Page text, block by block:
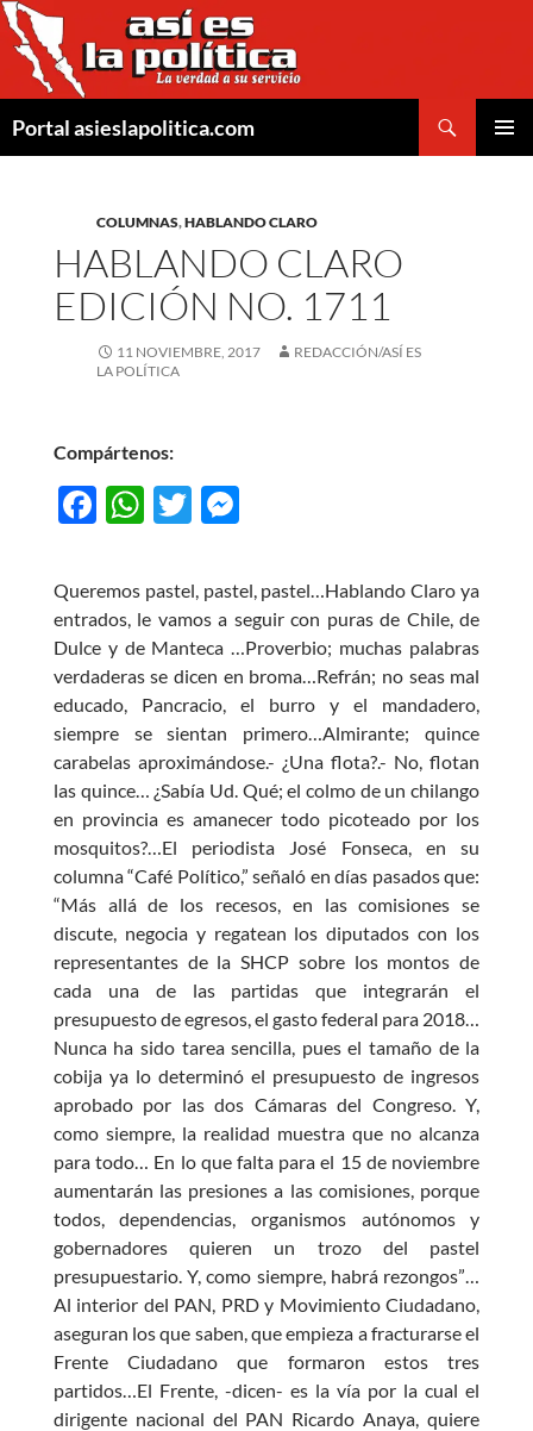
Saltar
al
contenido
Portal asieslapolitica.com
COLUMNAS,HABLANDO CLARO
HABLANDO CLARO
EDICIÓN NO. 1711
11 NOVIEMBRE, 2017
REDACCIÓN/ASÍ ES
LA POLÍTICA
Compártenos:
F
e
b
o
o
k
W
at
s
A
p
p
T
itt
er
M
se
n
g
er
Queremos pastel, pastel, pastel…Hablando Claro ya
entrados, le vamos a seguir con puras de Chile, de
Dulce y de Manteca …Proverbio; muchas palabras
verdaderas se dicen en broma…Refrán; no seas mal
educado, Pancracio, el burro y el mandadero,
siempre se sientan primero…Almirante; quince
carabelas aproximándose.- ¿Una flota?.- No, flotan
las quince… ¿Sabía Ud. Qué; el colmo de un chilango
en provincia es amanecer todo picoteado por los
mosquitos?…El periodista José Fonseca, en su
columna “Café Político,” señaló en días pasados que:
“Más allá de los recesos, en las comisiones se
discute, negocia y regatean los diputados con los
representantes de la SHCP sobre los montos de
cada una de las partidas que integrarán el
presupuesto de egresos, el gasto federal para 2018…
Nunca ha sido tarea sencilla, pues el tamaño de la
cobija ya lo determinó el presupuesto de ingresos
aprobado por las dos Cámaras del Congreso. Y,
como siempre, la realidad muestra que no alcanza
para todo… En lo que falta para el 15 de noviembre
aumentarán las presiones a las comisiones, porque
todos, dependencias, organismos autónomos y
gobernadores quieren un trozo del pastel
presupuestario. Y, como siempre, habrá rezongos”…
Al interior del PAN, PRD y Movimiento Ciudadano,
aseguran los que saben, que empieza a fracturarse el
Frente Ciudadano que formaron estos tres
partidos…El Frente, -dicen- es la vía por la cual el
dirigente nacional del PAN Ricardo Anaya, quiere